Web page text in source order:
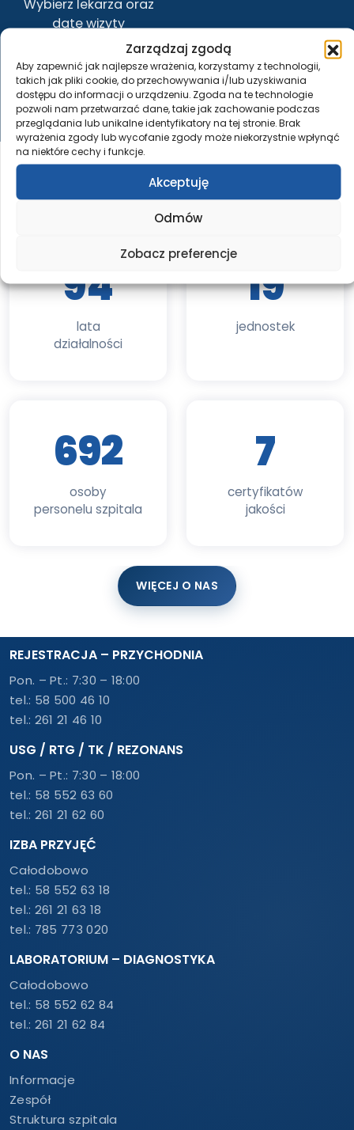
Zarządzaj zgodą
Aby zapewnić jak najlepsze wrażenia, korzystamy z technologii,
takich jak pliki cookie, do przechowywania i/lub uzyskiwania
dostępu do informacji o urządzeniu. Zgoda na te technologie
pozwoli nam przetwarzać dane, takie jak zachowanie podczas
przeglądania lub unikalne identyfikatory na tej stronie. Brak
wyrażenia zgody lub wycofanie zgody może niekorzystnie wpłynąć
na niektóre cechy i funkcje.
Akceptuję
Odmów
Zobacz preferencje
Wybierz lekarza oraz
datę wizyty
E-REJESTRACJA
7SZMW W LICZBACH
94
lata
działalności
19
jednostek
692
osoby
personelu szpitala
7
certyfikatów
jakości
WIĘCEJ O NAS
REJESTRACJA – PRZYCHODNIA
Pon. – Pt.: 7:30 – 18:00
tel.: 58 500 46 10
tel.: 261 21 46 10
USG / RTG / TK / REZONANS
Pon. – Pt.: 7:30 – 18:00
tel.: 58 552 63 60
tel.: 261 21 62 60
IZBA PRZYJĘĆ
Całodobowo
tel.: 58 552 63 18
tel.: 261 21 63 18
tel.: 785 773 020
LABORATORIUM – DIAGNOSTYKA
Całodobowo
tel.: 58 552 62 84
tel.: 261 21 62 84
O NAS
Informacje
Zespół
Struktura szpitala